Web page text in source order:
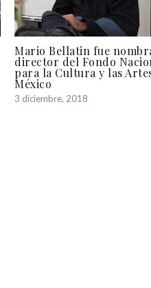
Mario Bellatin fue
director del Fondo
para la Cultura y las
México
3 diciembre, 2018